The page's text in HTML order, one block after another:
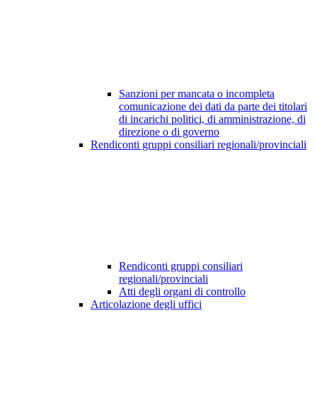
Sanzioni per mancata o incompleta
comunicazione dei dati da parte dei titolari
di incarichi politici, di amministrazione, di
direzione o di governo
Rendiconti gruppi consiliari regionali/provinciali
Rendiconti gruppi consiliari
regionali/provinciali
Atti degli organi di controllo
Articolazione degli uffici